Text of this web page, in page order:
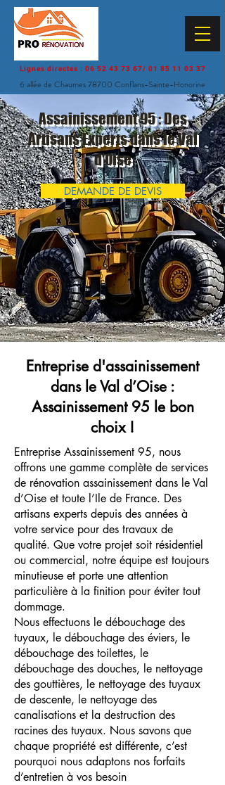
Lignes directes : 06 52 43 73 67/ 01 85 11 03 37
6 allée de Chaumes 78700 Conflans-Sainte-Honorine
Assainissement 95 : Des
Artisans Experts dans le Val
d'Oise
DEMANDE DE DEVIS
Entreprise d'assainissement
dans le Val d’Oise :
Assainissement 95 le bon
choix !
Entreprise Assainissement 95, nous
offrons une gamme complète de services
de rénovation assainissement dans le Val
d’Oise et toute l’Ile de France. Des
artisans experts depuis des années à
votre service pour des travaux de
qualité. Que votre projet soit résidentiel
ou commercial, notre équipe est toujours
minutieuse et porte une attention
particulière à la finition pour éviter tout
dommage.
Nous effectuons le débouchage des
tuyaux, le débouchage des éviers, le
débouchage des toilettes, le
débouchage des douches, le nettoyage
des gouttières, le nettoyage des tuyaux
de descente, le nettoyage des
canalisations et la destruction des
racines des tuyaux. Nous savons que
chaque propriété est différente, c’est
pourquoi nous adaptons nos forfaits
d’entretien à vos besoin